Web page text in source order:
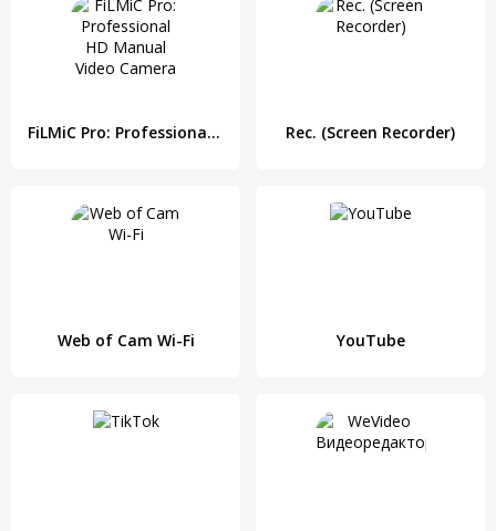
FiLMiC Pro: Professional HD Manual Video Camera Rec. (Screen Recorder)
Web of Cam Wi-Fi YouTube